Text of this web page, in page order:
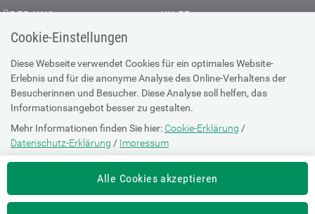
Cookie-Einstellungen
Diese Webseite verwendet Cookies für ein optimales Website-
Erlebnis und für die anonyme Analyse des Online-Verhaltens der
Besucherinnen und Besucher. Diese Analyse soll helfen, das
Informationsangebot besser zu gestalten.
Mehr Informationen finden Sie hier: Cookie-Erklärung /
Datenschutz-Erklärung / Impressum
Die Einstellung können Sie jederzeit auf der Seite "Cookie-Erklärung"
Alle Cookies akzeptieren
ÜBER UNS
Kontakt
Offene Stellen
Presse
HILFE
Browser-Info & Sicherheit
Hilfe zur Suche
Technische Unterstützung
DATENSCHUTZ
Cookie-Erklärung
Datenschutz-Erklärung
Impressum